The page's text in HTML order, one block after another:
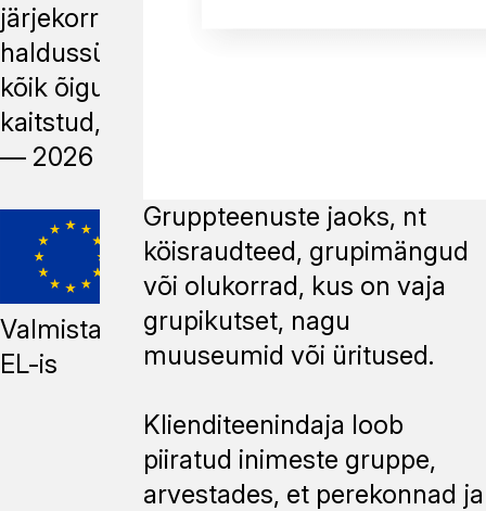
järjekorra
haldussüsteem,
kõik õigused
kaitstud, 2014
— 2026
Valmistatud
EL-is
Gruppteenuste jaoks, nt
köisraudteed, grupimängud
või olukorrad, kus on vaja
grupikutset, nagu
muuseumid või üritused.
Klienditeenindaja loob
piiratud inimeste gruppe,
arvestades, et perekonnad ja